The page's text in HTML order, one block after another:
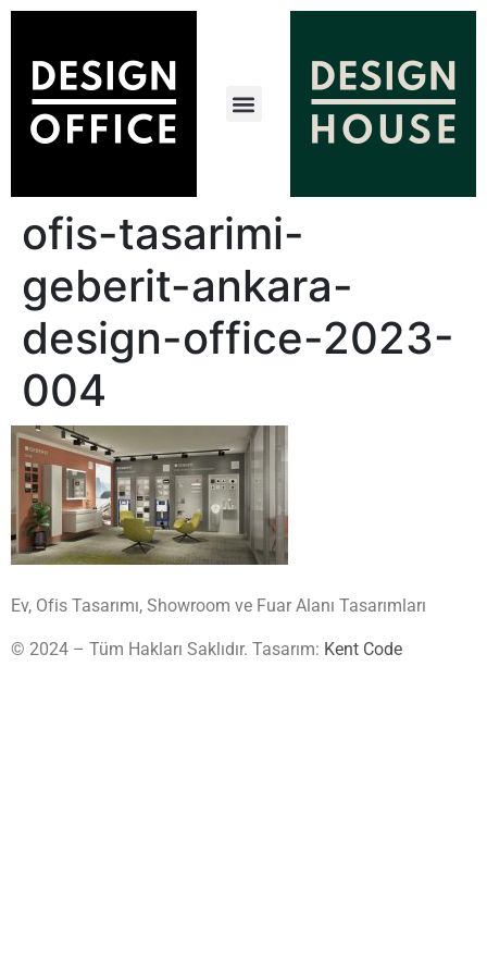
ofis-tasarimi-
geberit-ankara-
design-office-2023-
004
Ev, Ofis Tasarımı, Showroom ve Fuar Alanı Tasarımları
© 2024 – Tüm Hakları Saklıdır. Tasarım: Kent Code